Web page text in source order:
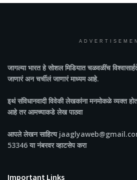
जागल्या भारतहे सोशल मिडियात चळवळींच
जाणारं अन चर्चीलं जाणारं माध्यम आहे.
इथं संविधानवादी विवेकी लेखकांना मनमोकळे व्यक्त
आहे तर आमच्याकडे लेख पाठवा
आपले लेखन साहित्य jaaglyaweb@gmail.com
53346 या नंबरवर व्हाटसेप करा
Important Links